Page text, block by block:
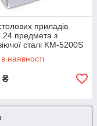
приладів
24 предмета з
сталі KM-5200S
наявності
₴